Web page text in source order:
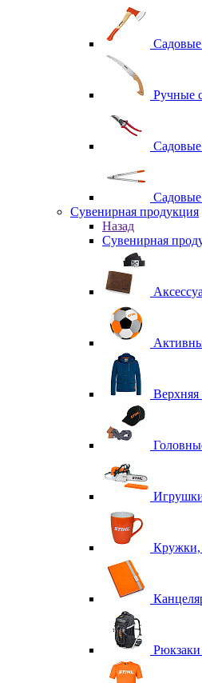
Ручные
Сувенирная продукция
Назад
Сувенирная
Верхняя
Кружки,